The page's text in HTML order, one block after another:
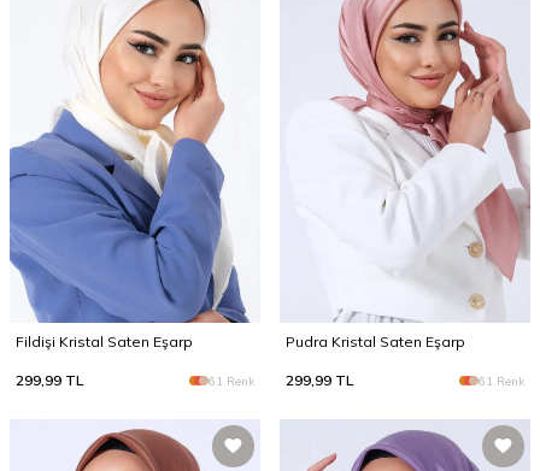
Fildişi Kristal Saten Eşarp
299,99 TL 61 Renk
Pudra Kristal Saten Eşarp
299,99 TL 61 Renk